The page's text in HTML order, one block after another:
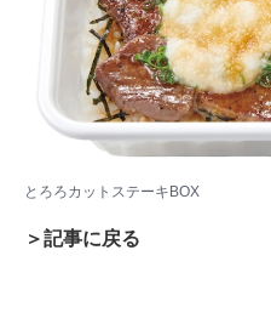
とろろカットステーキBOX
＞記事に戻る